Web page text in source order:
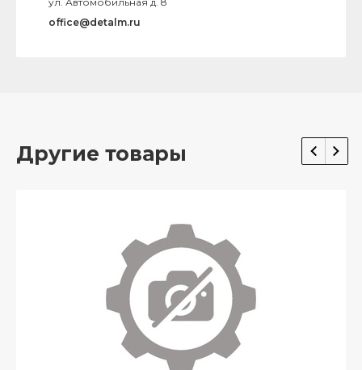
office@detalm.ru
Другие товары